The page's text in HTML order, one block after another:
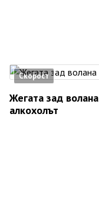
Скорост
Жегата зад
алкохолът